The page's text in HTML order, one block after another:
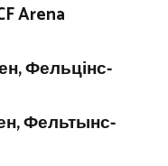
Arena
Фельцінс-
Фельтынс-